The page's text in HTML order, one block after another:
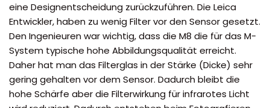
eine Designentscheidung zurückzuführen. Die Leica
Entwickler, haben zu wenig Filter vor den Sensor gesetzt.
Den Ingenieuren war wichtig, dass die M8 die für das M-
System typische hohe Abbildungsqualität erreicht.
Daher hat man das Filterglas in der Stärke (Dicke) sehr
gering gehalten vor dem Sensor. Dadurch bleibt die
hohe Schärfe aber die Filterwirkung für infrarotes Licht